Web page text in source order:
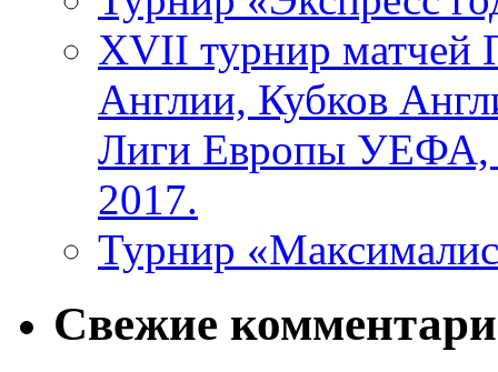
XVII турнир матчей
Англии, Кубков
Лиги Европы УЕФА,
2017.
Турнир
Свежие